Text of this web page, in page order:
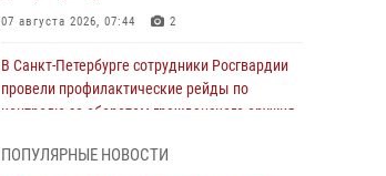
07 августа 2026, 07:44 2
В Санкт-Петербурге сотрудники Росгвардии
провели профилактические рейды по
контролю за оборотом гражданского оружия
ПОПУЛЯРНЫЕ НОВОСТИ